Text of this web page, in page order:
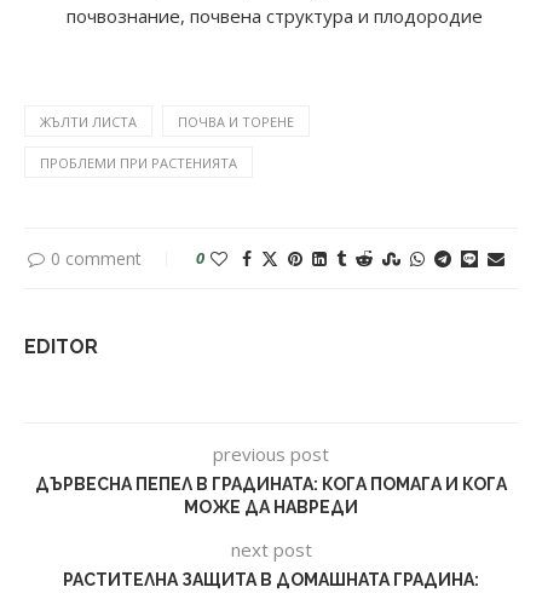
почвознание, почвена структура и плодородие
ЖЪЛТИ ЛИСТА ПОЧВА И ТОРЕНЕ
ПРОБЛЕМИ ПРИ РАСТЕНИЯТА
0 comment 0
EDITOR
previous post
ДЪРВЕСНА ПЕПЕЛ В ГРАДИНАТА: КОГА ПОМАГА И КОГА
МОЖЕ ДА НАВРЕДИ
next post
РАСТИТЕЛНА ЗАЩИТА В ДОМАШНАТА ГРАДИНА: